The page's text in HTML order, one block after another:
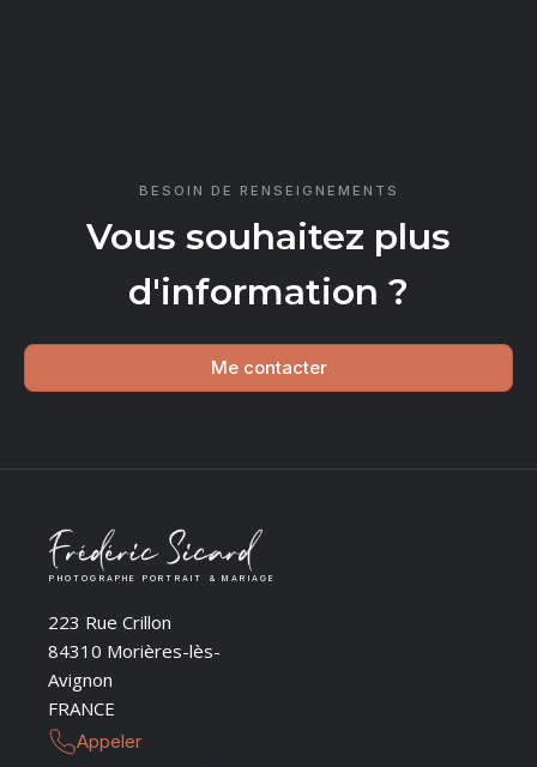
BESOIN DE RENSEIGNEMENTS
Vous souhaitez plus
d'information ?
Me contacter
PHOTOGRAPHE PORTRAIT & MARIAGE
223 Rue Crillon
84310 Morières-lès-
Avignon
FRANCE
Appeler